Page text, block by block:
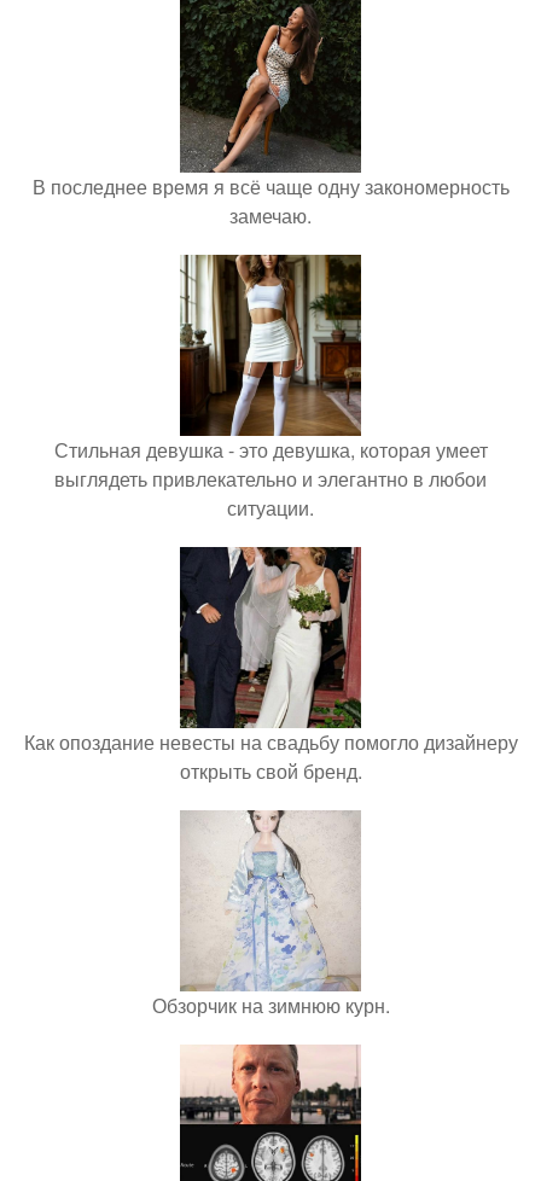
В последнее время я всё чаще одну закономерность
замечаю.
Стильная девушка - это девушка, которая умеет
выглядеть привлекательно и элегантно в любои
ситуации.
Как опоздание невесты на свадьбу помогло дизайнеру
открыть свой бренд.
Обзорчик на зимнюю курн.